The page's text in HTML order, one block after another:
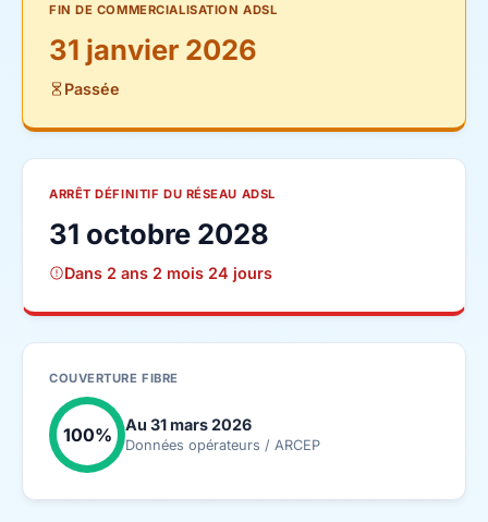
FIN DE COMMERCIALISATION ADSL
31 janvier 2026
Passée
ARRÊT DÉFINITIF DU RÉSEAU ADSL
31 octobre 2028
Dans 2 ans 2 mois 24 jours
COUVERTURE FIBRE
100% Au 31 mars 2026
Données opérateurs / ARCEP